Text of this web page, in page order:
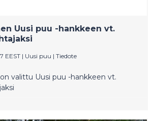
Uusi puu -hankkeen vt.
EEST | Uusi puu | Tiedote
valittu Uusi puu -hankkeen vt.